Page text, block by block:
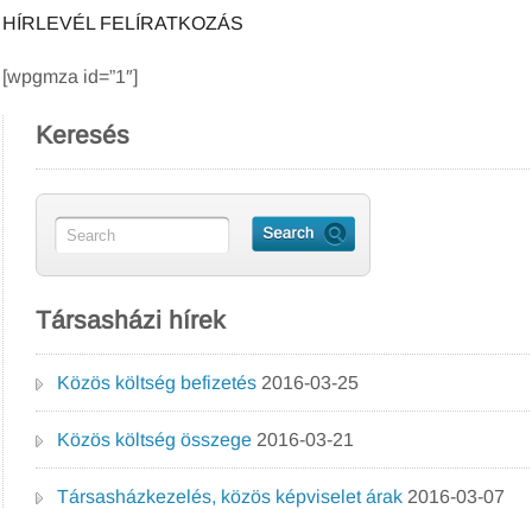
HÍRLEVÉL FELÍRATKOZÁS
[wpgmza id=”1″]
Keresés
Társasházi hírek
Közös költség befizetés 2016-03-25
Közös költség összege 2016-03-21
Társasházkezelés, közös képviselet árak 2016-03-07